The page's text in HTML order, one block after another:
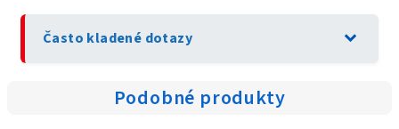
Často kladené dotazy expand_more
Podobné produkty